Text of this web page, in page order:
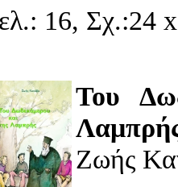
16, Σχ.:24
Του
Ζωής